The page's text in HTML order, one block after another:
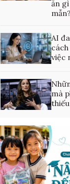
ăn
mẫn?
AI
việc
mà